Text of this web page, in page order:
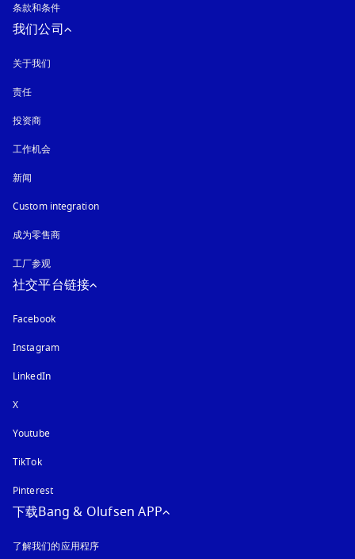
条款和条件
我们公司
关于我们
责任
投资商
工作机会
新闻
Custom integration
成为零售商
工厂参观
社交平台链接
Facebook
Instagram在新选项卡中打开
LinkedIn
X
Youtube在新选项卡中打开
TikTok
Pinterest
下载Bang & Olufsen APP
了解我们的应用程序